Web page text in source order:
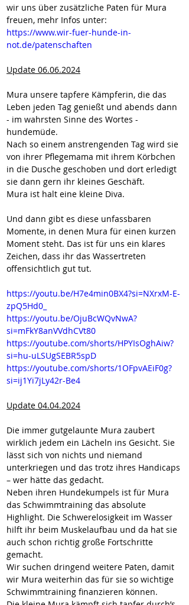
wir uns über zusätzliche Paten für Mura
freuen, mehr Infos unter:
https://www.wir-fuer-hunde-in-
not.de/patenschaften
Update 06.06.2024
Mura unsere tapfere Kämpferin, die das
Leben jeden Tag genießt und abends dann
- im wahrsten Sinne des Wortes -
hundemüde.
Nach so einem anstrengenden Tag wird sie
von ihrer Pflegemama mit ihrem Körbchen
in die Dusche geschoben und dort erledigt
sie dann gern ihr kleines Geschäft.
Mura ist halt eine kleine Diva.
Und dann gibt es diese unfassbaren
Momente, in denen Mura für einen kurzen
Moment steht. Das ist für uns ein klares
Zeichen, dass ihr das Wassertreten
offensichtlich gut tut.
https://youtu.be/H7e4min0BX4?si=NXrxM-E-
zpQ5Hd0_
https://youtu.be/OjuBcWQvNwA?
si=mFkY8anVVdhCVt80
https://youtube.com/shorts/HPYIsOghAiw?
si=hu-uLSUgSEBR5spD
https://youtube.com/shorts/1OFpvAEiF0g?
si=ij1Yi7jLy42r-Be4
Update 04.04.2024
Die immer gutgelaunte Mura zaubert
wirklich jedem ein Lächeln ins Gesicht. Sie
lässt sich von nichts und niemand
unterkriegen und das trotz ihres Handicaps
– wer hätte das gedacht.
Neben ihren Hundekumpels ist für Mura
das Schwimmtraining das absolute
Highlight. Die Schwerelosigkeit im Wasser
hilft ihr beim Muskelaufbau und da hat sie
auch schon richtig große Fortschritte
gemacht.
Wir suchen dringend weitere Paten, damit
wir Mura weiterhin das für sie so wichtige
Schwimmtraining finanzieren können.